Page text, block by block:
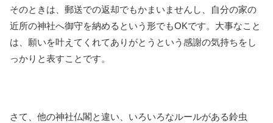
そのときは、郵送での返却でもかまいませんし、自分の家の
近所の神社へ御守を納めるという形でもOKです。大事なこと
は、願いを叶えてくれてありがとうという感謝の気持ちをし
っかりと表すことです。
さて、他の神社仏閣と違い、いろいろなルールがある鈴虫